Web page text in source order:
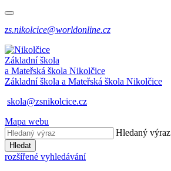
zs.nikolcice@worldonline.cz
Základní škola
a Mateřská škola Nikolčice
Základní škola a Mateřská škola Nikolčice
skola@zsnikolcice.cz
Mapa webu
Hledaný výraz
Hledat
rozšířené vyhledávání